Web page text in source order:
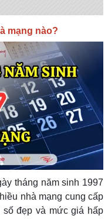
mạng nào?
tháng năm sinh 1997
nhà mạng cung cấp
đẹp và mức giá hấp